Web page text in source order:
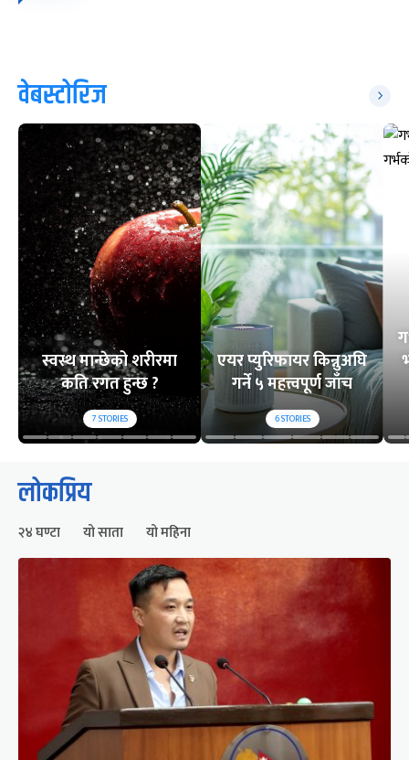
वेबस्टोरिज
स्वस्थ मान्छेको शरीरमा
कति रगत हुन्छ ?
7STORIES
एयर प्युरिफायर किन्नुअघि
गर्ने ५ महत्त्वपूर्ण जाँच
6STORIES
लोकप्रिय
२४ घण्टा यो साता यो महिना